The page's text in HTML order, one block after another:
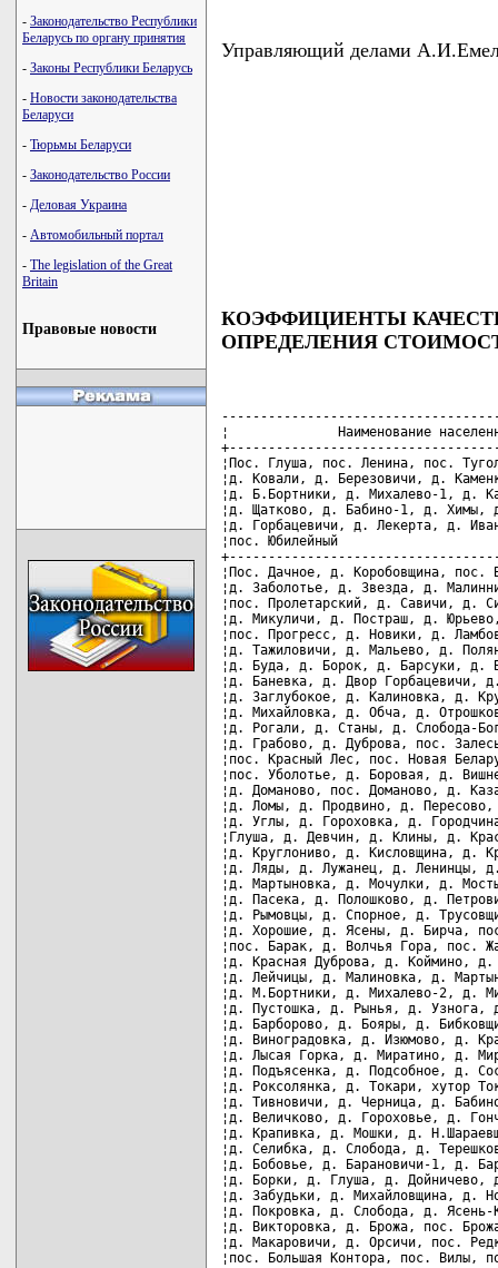
- Законодательство Республики
Беларусь по органу принятия
- Законы Республики Беларусь
- Новости законодательства
Беларуси
- Тюрьмы Беларуси
- Законодательство России
- Деловая Украина
- Автомобильный портал
- The legislation of the Great
Britain
Правовые новости
Управляющий делами
КОЭФФИЦИЕНТЫ
ОПРЕДЕЛЕНИЯ
¦              Наименование
¦Пос. Глуша, пос. Ленина, пос.
¦д. Ковали, д. Березовичи, д.
¦д. Б.Бортники, д. Михалево-1,
¦д. Щатково, д. Бабино-1, д.
¦д. Горбацевичи, д. Лекерта,
¦пос. Юбилейный
¦Пос. Дачное, д. Коробовщина,
¦д. Заболотье, д. Звезда, д.
¦пос. Пролетарский, д. Савичи,
¦д. Микуличи, д. Постраш, д.
¦пос. Прогресс, д. Новики, д.
¦д. Тажиловичи, д. Мальево, д.
¦д. Буда, д. Борок, д. Барсуки,
¦д. Баневка, д. Двор
¦д. Заглубокое, д. Калиновка,
¦д. Михайловка, д. Обча, д.
¦д. Рогали, д. Станы, д.
¦д. Грабово, д. Дуброва, пос.
¦пос. Красный Лес, пос. Новая
¦пос. Уболотье, д. Боровая, д.
¦д. Доманово, пос. Доманово, д.
¦д. Ломы, д. Продвино, д.
¦д. Углы, д. Гороховка, д.
¦Глуша, д. Девчин, д. Клины, д.
¦д. Круглониво, д. Кисловщина,
¦д. Ляды, д. Лужанец, д.
¦д. Мартыновка, д. Мочулки, д.
¦д. Пасека, д. Полошково, д.
¦д. Рымовцы, д. Спорное, д.
¦д. Хорошие, д. Ясены, д. Бирча,
¦пос. Барак, д. Волчья Гора,
¦д. Красная Дуброва, д.
¦д. Лейчицы, д. Малиновка, д.
¦д. М.Бортники, д. Михалево-2,
¦д. Пустошка, д. Рынья, д.
¦д. Барборово, д. Бояры, д.
¦д. Виноградовка, д. Изюмово,
¦д. Лысая Горка, д. Миратино, д.
¦д. Подъясенка, д. Подсобное,
¦д. Роксолянка, д. Токари,
¦д. Тивновичи, д. Черница, д.
¦д. Величково, д. Гороховье, д.
¦д. Крапивка, д. Мошки, д.
¦д. Селибка, д. Слобода, д.
¦д. Бобовье, д. Барановичи-1,
¦д. Борки, д. Глуша, д.
¦д. Забудьки, д. Михайловщина,
¦д. Покровка, д. Слобода, д.
¦д. Викторовка, д. Брожа,
¦д. Макаровичи, д. Орсичи, пос.
¦пос. Большая Контора, пос.